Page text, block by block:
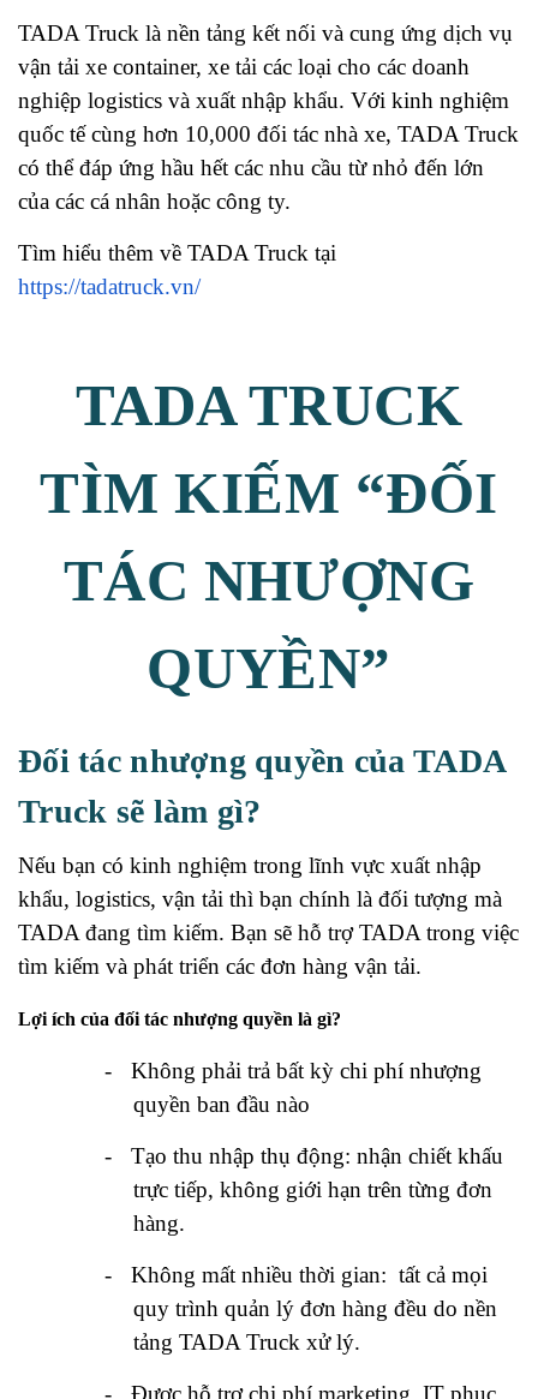
TADA Truck là nền tảng kết nối và cung ứng dịch vụ
vận tải xe container, xe tải các loại cho các doanh
nghiệp logistics và xuất nhập khẩu. Với kinh nghiệm
quốc tế cùng hơn 10,000 đối tác nhà xe, TADA Truck
có thể đáp ứng hầu hết các nhu cầu từ nhỏ đến lớn
của các cá nhân hoặc công ty.
Tìm hiểu thêm về TADA Truck tại
https://tadatruck.vn/
TADA TRUCK
TÌM KIẾM “ĐỐI
TÁC NHƯỢNG
QUYỀN”
Đối tác nhượng quyền của TADA
Truck sẽ làm gì?
Nếu bạn có kinh nghiệm trong lĩnh vực xuất nhập
khẩu, logistics, vận tải thì bạn chính là đối tượng mà
TADA đang tìm kiếm. Bạn sẽ hỗ trợ TADA trong việc
tìm kiếm và phát triển các đơn hàng vận tải.
Lợi ích của đối tác nhượng quyền là gì?
-
Không phải trả bất kỳ chi phí nhượng
quyền ban đầu nào
-
Tạo thu nhập thụ động: nhận chiết khấu
trực tiếp, không giới hạn trên từng đơn
hàng.
- Không mất nhiều thời gian: tất cả mọi
quy trình quản lý đơn hàng đều do nền
tảng TADA Truck xử lý.
- Được hỗ trợ chi phí marketing, IT phục